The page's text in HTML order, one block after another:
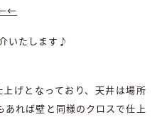
いたします♪
げとなっており、天井は場所
あれば壁と同様のクロスで仕上